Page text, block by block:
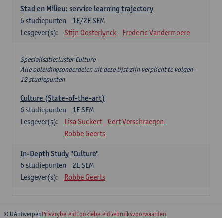
Stad en Milieu: service learning trajectory
1E/2E SEM
6 studiepunten
Lesgever(s):
Stijn Oosterlynck Frederic Vandermoere
Specialisatiecluster Culture
Alle opleidingsonderdelen uit deze lijst zijn verplicht te volgen -
12 studiepunten
Culture (State-of-the-art)
1E SEM
6 studiepunten
Lesgever(s):
Lisa Suckert
Gert Verschraegen
Robbe Geerts
In-Depth Study "Culture"
2E SEM
6 studiepunten
Lesgever(s):
Robbe Geerts
© UAntwerpenPrivacybeleidCookiebeleidGebruiksvoorwaarden